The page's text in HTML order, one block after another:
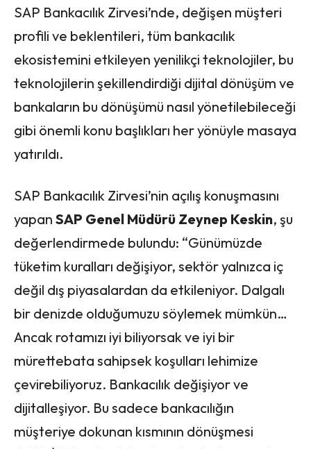
SAP Bankacılık Zirvesi’nde, değişen müşteri
profili ve beklentileri, tüm bankacılık
ekosistemini etkileyen yenilikçi teknolojiler, bu
teknolojilerin şekillendirdiği dijital dönüşüm ve
bankaların bu dönüşümü nasıl yönetilebileceği
gibi önemli konu başlıkları her yönüyle masaya
yatırıldı.
SAP Bankacılık Zirvesi’nin açılış konuşmasını
yapan SAP Genel Müdürü Zeynep Keskin, şu
değerlendirmede bulundu: “Günümüzde
tüketim kuralları değişiyor, sektör yalnızca iç
değil dış piyasalardan da etkileniyor. Dalgalı
bir denizde olduğumuzu söylemek mümkün…
Ancak rotamızı iyi biliyorsak ve iyi bir
mürettebata sahipsek koşulları lehimize
çevirebiliyoruz. Bankacılık değişiyor ve
dijitalleşiyor. Bu sadece bankacılığın
müşteriye dokunan kısmının dönüşmesi